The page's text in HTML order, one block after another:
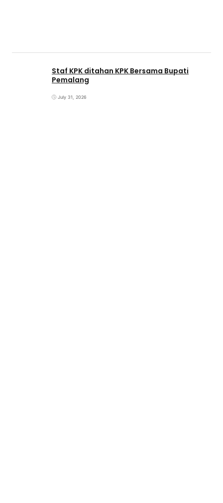
Staf KPK ditahan KPK Bersama Bupati
Pemalang
July 31, 2026